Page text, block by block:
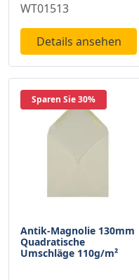
WT01513
Details ansehen
Sparen Sie 30%
Antik-Magnolie 130mm
Quadratische
Umschläge 110g/m²